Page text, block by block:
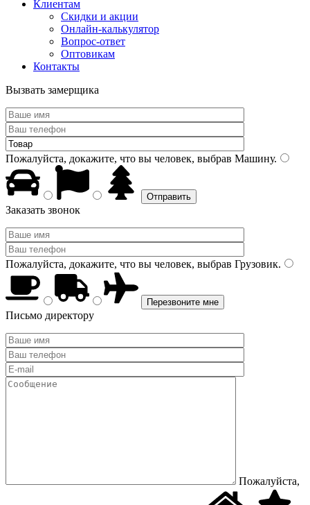
Клиентам
Скидки и акции
Онлайн-калькулятор
Вопрос-ответ
Оптовикам
Контакты
Вызвать замерщика
Пожалуйста, докажите, что вы человек, выбрав Машину.
Заказать звонок
Пожалуйста, докажите, что вы человек, выбрав Грузовик.
Письмо директору
Пожалуйста,